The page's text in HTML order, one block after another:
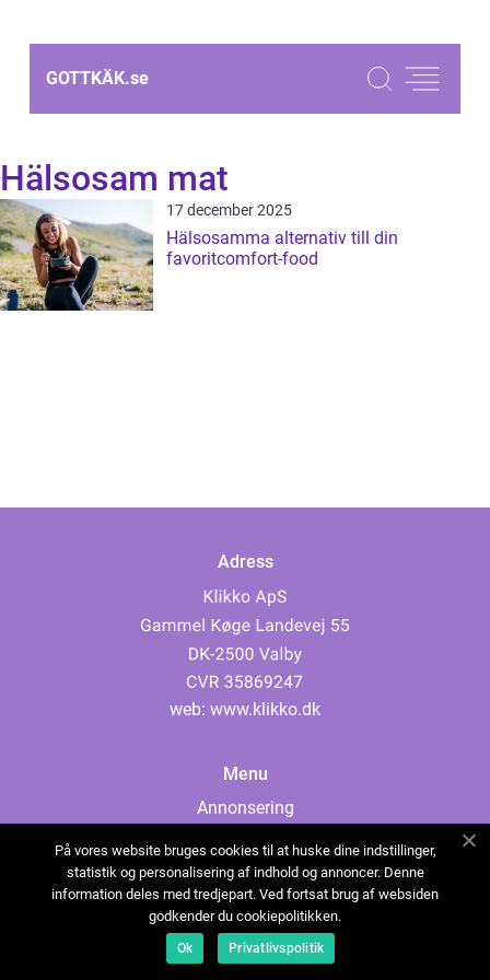
GOTTKÄK.se
Hälsosam mat
17 december 2025
Hälsosamma alternativ till din
favoritcomfort-food
Adress
web: www.klikko.dk
Menu
Annonsering
Cookies
Kontakta oss
Sitemap
På vores website bruges cookies til at huske dine indstillinger,
statistik og personalisering af indhold og annoncer. Denne
information deles med tredjepart. Ved fortsat brug af websiden
godkender du cookiepolitikken.
Ok Privatlivspolitik